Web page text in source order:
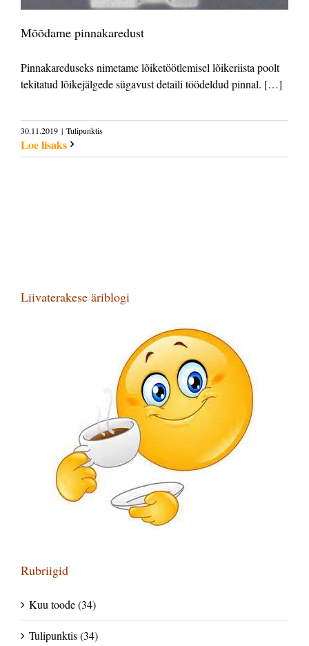
Mõõdame pinnakaredust
Pinnakareduseks nimetame lõiketöötlemisel lõikeriista poolt
tekitatud lõikejälgede sügavust detaili töödeldud pinnal. […]
30.11.2019 | Tulipunktis
Loe lisaks
Liivaterakese äriblogi
Rubriigid
Kuu toode (34)
Tulipunktis (34)